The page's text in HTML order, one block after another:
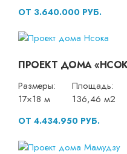
ОТ 3.640.000 РУБ.
ПРОЕКТ ДОМА
Размеры:
17×18 м
Площадь:
136,46 м2
ОТ 4.434.950 РУБ.